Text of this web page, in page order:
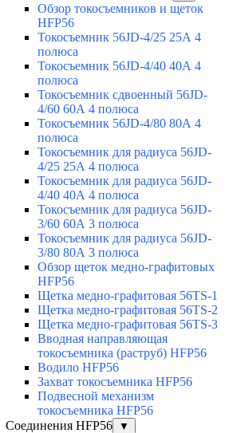
Обзор токосъемников и щеток
HFP56
Токосъемник 56JD-4/25 25А 4
полюса
Токосъемник 56JD-4/40 40А 4
полюса
Токосъемник сдвоенный 56JD-
4/60 60А 4 полюса
Токосъемник 56JD-4/80 80А 4
полюса
Токосъемник для радиуса 56JD-
4/25 25А 4 полюса
Токосъемник для радиуса 56JD-
4/40 40А 4 полюса
Токосъемник для радиуса 56JD-
3/60 60А 3 полюса
Токосъемник для радиуса 56JD-
3/80 80А 3 полюса
Обзор щеток медно-графитовых
HFP56
Щетка медно-графитовая 56TS-1
Щетка медно-графитовая 56TS-2
Щетка медно-графитовая 56TS-3
Вводная направляющая
токосъемника (раструб) HFP56
Водило HFP56
Захват токосъемника HFP56
Подвесной механизм
токосъемника HFP56
Соединения HFP56
▼